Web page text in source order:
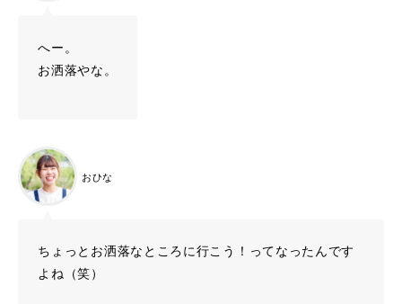
へー。
お洒落やな。
おひな
ちょっとお洒落なところに行こう！ってなったんです
よね（笑）